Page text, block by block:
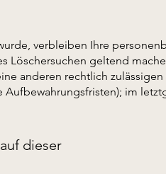
verbleiben Ihre
Löschersuchen geltend
anderen rechtlich
im
dieser